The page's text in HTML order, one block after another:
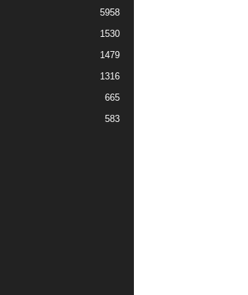
5958
1530
1479
1316
665
583